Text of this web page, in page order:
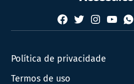
Facebook
TwitterInstagram
YouTube
Política de privacidade
Termos de uso